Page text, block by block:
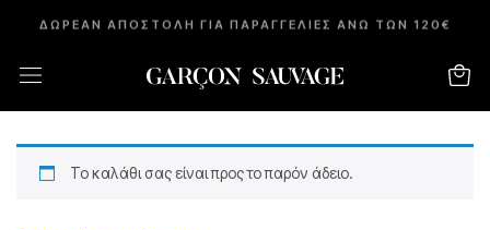
ΔΩΡΕΑΝ ΑΠΟΣΤΟΛΗ ΓΙΑ ΠΑΡΑΓΓΕΛΙΕΣ ΑΝΩ ΤΩΝ 120€
Καλάθι
Το καλάθι σας είναι προς το παρόν άδειο.